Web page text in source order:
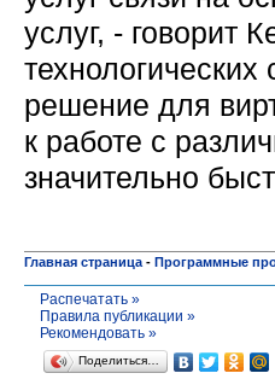
услуг, - говорит
решение для
к работе с
значительно
Главная страница - Программные
Распечатать »
Правила публикации »
Рекомендовать »
Поделиться…